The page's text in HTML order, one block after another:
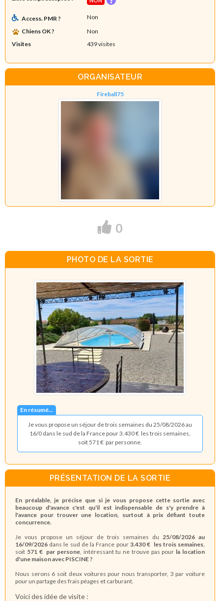
Access. PMR ?
Non
Chiens OK ?
Non
Visites
439 visites
ORGANISATEUR
Fireball75
0
PHOTO DE LA SORTIE
En résumé...
Je vous propose un séjour de trois semaines du 25/08/2026 au
16/0 dans le sud de la France pour 3.430 € les trois semaines,
soit 571 € par personne.
PRÉSENTATION DE LA SORTIE
En préalable, je précise que si je vous propose cette sortie avec
beaucoup d'avance c'est qu'il est indispensable de s'y prendre à
l'avance pour trouver une location, surtout à prix défiant toute
concurrence.
Je vous propose un séjour de trois semaines du 25/08/2026 au
16/09/2026 dans le sud de la France pour 3.430 € les trois semaines
soit 571 € par persone, intéressant tu ne trouve pas pour la location
d'une maison avec PISCINE ?
Nous serons 6 soit deux voitures pour nous transporter, 3 par voiture
pour un partage des frais péages et carburant.
Voici des idée de visite :